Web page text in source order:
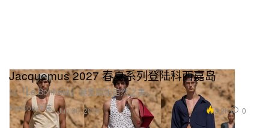
Fashion 时装
Jacquemus 2027 春夏系列登陆科西嘉岛
以「Le Bonheur」凝聚原始自然之美。
Jun 30, 2026 2.2K 0